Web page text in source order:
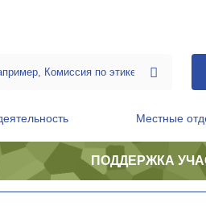
Местные
ПОДДЕРЖКА